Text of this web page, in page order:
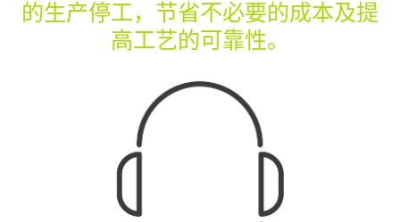
的生产停工，节省不必要的成本及提
高工艺的可靠性。